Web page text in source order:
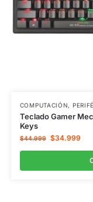
COMPUTACIÓN,
Teclado Gamer
Keys
$44.999 $34.999